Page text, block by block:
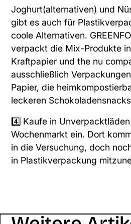
Joghurt(alternativen) und
gibt es auch für
coole Alternativen.
verpackt die Mix-Produkte
Kraftpapier undthe nu
ausschließlich
Papier, die
leckeren
4️⃣ Kaufe in
Wochenmarkt ein. Dort
in die Versuchung, doch
in Plastikverpackung